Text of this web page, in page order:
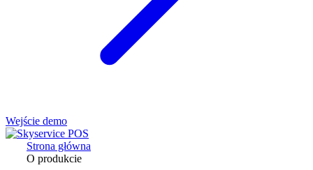
Wejście demo
Strona główna
O produkcie